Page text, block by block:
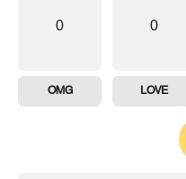
0
LOVE
0
OMG